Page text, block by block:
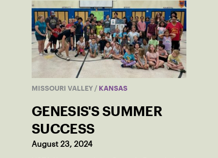
MISSOURI VALLEY / KANSAS
GENESIS'S SUMMER
SUCCESS
August 23, 2024